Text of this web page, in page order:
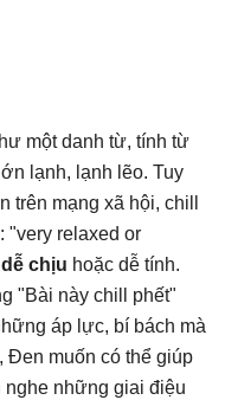
một danh từ, tính từ
lạnh, lạnh lẽo. Tuy
trên mạng xã hội, chill
relaxed or
dễ chịu hoặc dễ tính.
"Bài này chill phết"
áp lực, bí bách mà
Đen muốn có thể giúp
nghe những giai điệu